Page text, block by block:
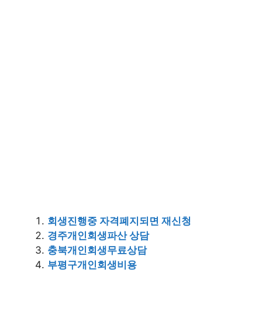
회생진행중 자격폐지되면 재신청
경주개인회생파산 상담
충북개인회생무료상담
부평구개인회생비용